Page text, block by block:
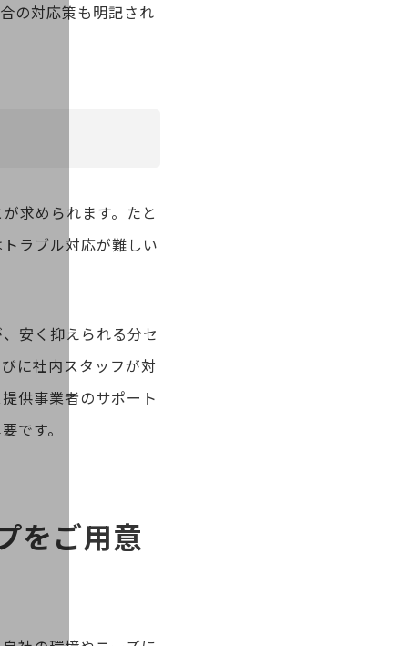
の対応策も明記され
求められます。たと
ラブル対応が難しい
安く抑えられる分セ
に社内スタッフが対
供事業者のサポート
です。
をご用意